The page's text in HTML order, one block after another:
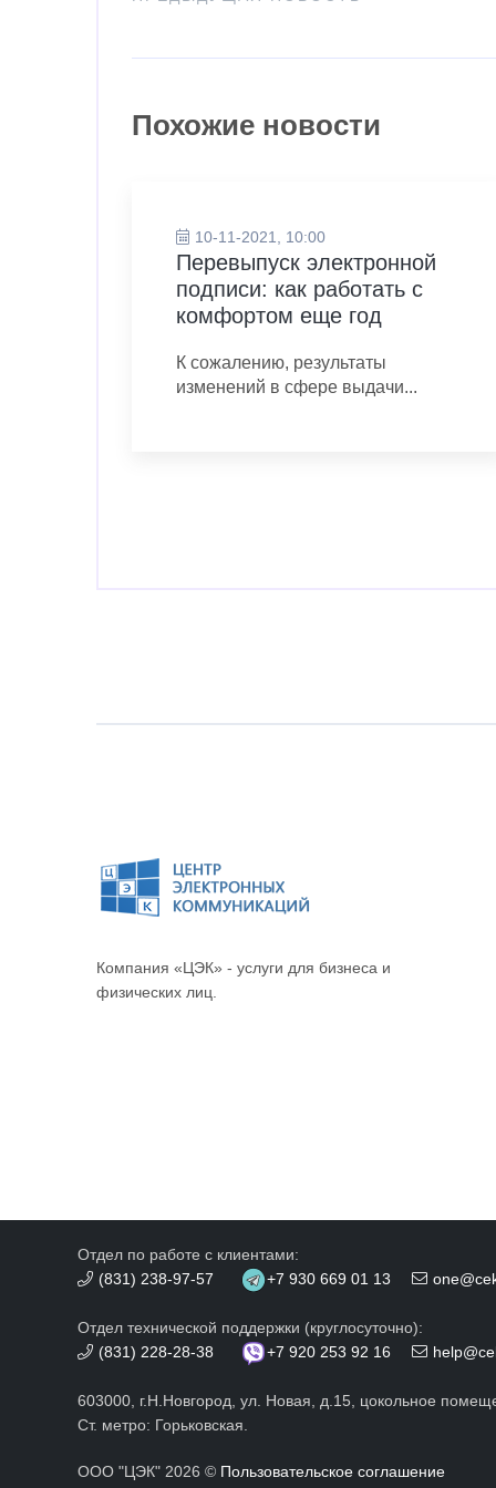
Похожие новости
10-11-2021, 10:00
Перевыпуск электронной
подписи: как работать с
комфортом еще год
К сожалению, результаты
изменений в сфере выдачи...
Компания «ЦЭК» - услуги для бизнеса и
физических лиц.
Отдел по работе с клиентами:
(831) 238-97-57
+7 930 669 01 13
Отдел технической поддержки (круглосуточно):
(831) 228-28-38
+7 920 253 92 16
603000, г.Н.Новгород, ул. Новая, д.15, цокольное
Ст. метро: Горьковская.
ООО "ЦЭК" 2026 © Пользовательское соглашение